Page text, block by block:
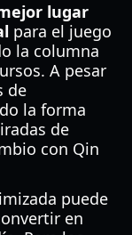
lugar
para el juego
la columna
A pesar
de
la forma
de
con Qin
puede
en